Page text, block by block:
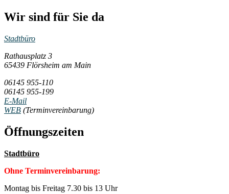
Wir sind für Sie da
Stadtbüro
Rathausplatz 3
65439 Flörsheim am Main
06145 955-110
06145 955-199
E-Mail
WEB (Terminvereinbarung)
Öffnungszeiten
Stadtbüro
Ohne Terminvereinbarung:
Montag bis Freitag 7.30 bis 13 Uhr